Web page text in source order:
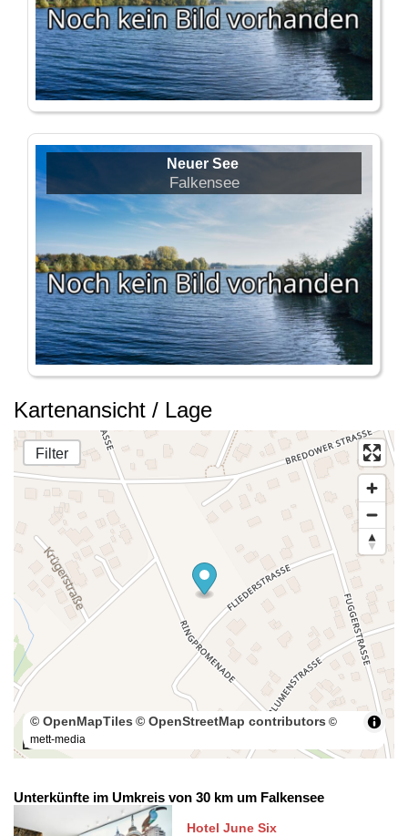
Neuer See
Falkensee
Kartenansicht / Lage
Filter
100 m
© OpenMapTiles © OpenStreetMap contributors ©
mett-media
Unterkünfte im Umkreis von 30 km um Falkensee
Hotel June Six